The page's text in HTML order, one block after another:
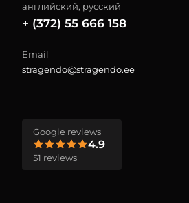
английский, русский
+ (372) 55 666 158
Email
stragendo@stragendo.ee
Google reviews
4.9
51 reviews